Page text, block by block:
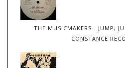
THE MUSICMAKERS - JUMP,
CONSTANCE